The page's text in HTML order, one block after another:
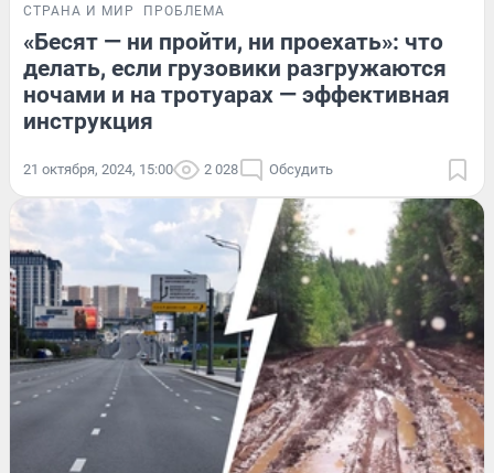
СТРАНА И МИР ПРОБЛЕМА
«Бесят — ни пройти, ни проехать»: что
делать, если грузовики разгружаются
ночами и на тротуарах — эффективная
инструкция
21 октября, 2024, 15:00 2 028 Обсудить